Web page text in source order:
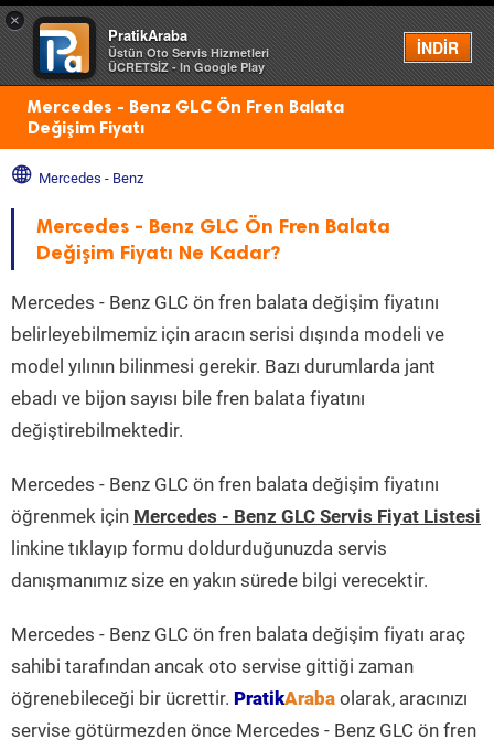
×
PratikAraba
Üstün Oto Servis Hizmetleri
ÜCRETSİZ - In Google Play
İNDİR
Menü
Mercedes - Benz GLC Ön Fren Balata
Değişim Fiyatı
Mercedes - Benz
Mercedes - Benz GLC Ön Fren Balata
Değişim Fiyatı Ne Kadar?
Mercedes - Benz GLC ön fren balata değişim fiyatını
belirleyebilmemiz için aracın serisi dışında modeli ve
model yılının bilinmesi gerekir. Bazı durumlarda jant
ebadı ve bijon sayısı bile fren balata fiyatını
değiştirebilmektedir.
Mercedes - Benz GLC ön fren balata değişim fiyatını
öğrenmek için Mercedes - Benz GLC Servis Fiyat Listesi
linkine tıklayıp formu doldurduğunuzda servis
danışmanımız size en yakın sürede bilgi verecektir.
Mercedes - Benz GLC ön fren balata değişim fiyatı araç
sahibi tarafından ancak oto servise gittiği zaman
öğrenebileceği bir ücrettir. PratikAraba olarak, aracınızı
servise götürmezden önce Mercedes - Benz GLC ön fren